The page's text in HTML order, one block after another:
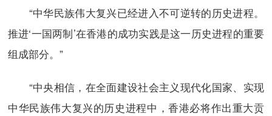
“中华民族伟大复兴已经进入不可逆转的历史进程。
推进‘一国两制’在香港的成功实践是这一历史进程的重要
组成部分。”
“中央相信，在全面建设社会主义现代化国家、实现
中华民族伟大复兴的历史进程中，香港必将作出重大贡